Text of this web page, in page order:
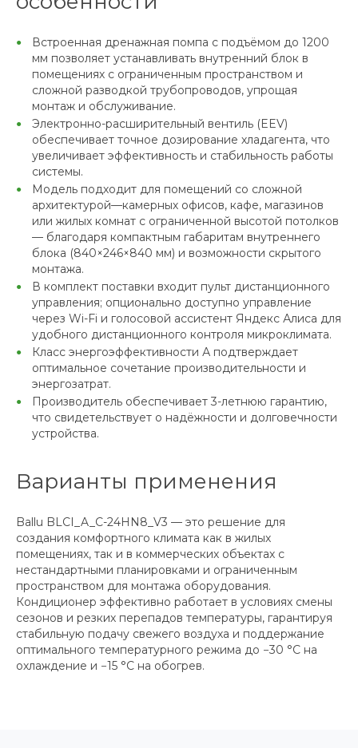
Встроенная дренажная помпа с подъёмом до 1200
мм позволяет устанавливать внутренний блок в
помещениях с ограниченным пространством и
сложной разводкой трубопроводов, упрощая
монтаж и обслуживание.
Электронно-расширительный вентиль (EEV)
обеспечивает точное дозирование хладагента, что
увеличивает эффективность и стабильность работы
системы.
Модель подходит для помещений со сложной
архитектурой—камерных офисов, кафе, магазинов
или жилых комнат с ограниченной высотой потолков
— благодаря компактным габаритам внутреннего
блока (840×246×840 мм) и возможности скрытого
монтажа.
В комплект поставки входит пульт дистанционного
управления; опционально доступно управление
через Wi-Fi и голосовой ассистент Яндекс Алиса для
удобного дистанционного контроля микроклимата.
Класс энергоэффективности А подтверждает
оптимальное сочетание производительности и
энергозатрат.
Производитель обеспечивает 3-летнюю гарантию,
что свидетельствует о надёжности и долговечности
устройства.
Варианты применения
Ballu BLCI_A_C-24HN8_V3 — это решение для
создания комфортного климата как в жилых
помещениях, так и в коммерческих объектах с
нестандартными планировками и ограниченным
пространством для монтажа оборудования.
Кондиционер эффективно работает в условиях смены
сезонов и резких перепадов температуры, гарантируя
стабильную подачу свежего воздуха и поддержание
оптимального температурного режима до −30 °C на
охлаждение и −15 °C на обогрев.